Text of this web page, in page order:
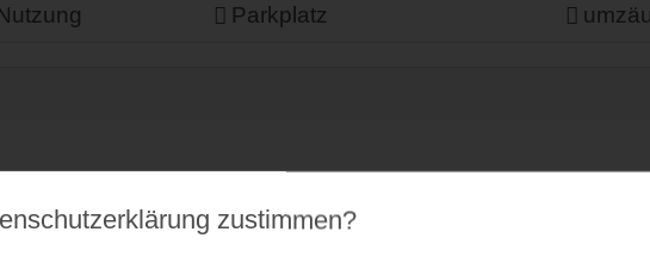
Parkplatz
zustimmen?